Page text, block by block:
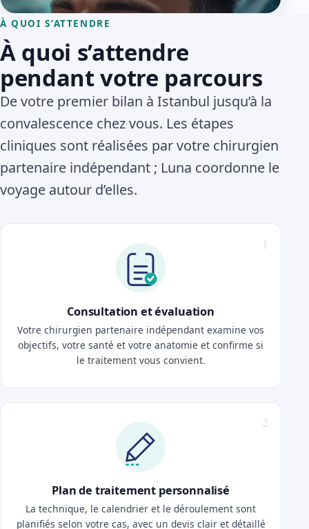
À QUOI S’ATTENDRE
À quoi s’attendre
pendant votre parcours
De votre premier bilan à Istanbul jusqu’à la
convalescence chez vous. Les étapes
cliniques sont réalisées par votre chirurgien
partenaire indépendant ; Luna coordonne le
voyage autour d’elles.
Consultation et évaluation
Votre chirurgien partenaire indépendant examine vos
objectifs, votre santé et votre anatomie et confirme si
le traitement vous convient.
Plan de traitement personnalisé
La technique, le calendrier et le déroulement sont
planifiés selon votre cas, avec un devis clair et détaillé